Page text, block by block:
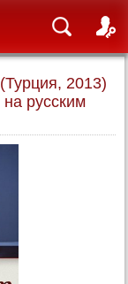
2013)
русским